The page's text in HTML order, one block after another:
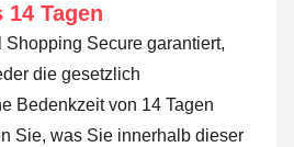
Tagen
Shopping Secure garantiert,
die gesetzlich
Bedenkzeit von 14 Tagen
Sie, was Sie innerhalb dieser